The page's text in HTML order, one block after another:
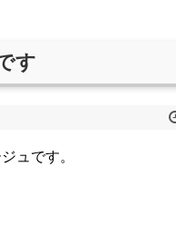
す
ュです。